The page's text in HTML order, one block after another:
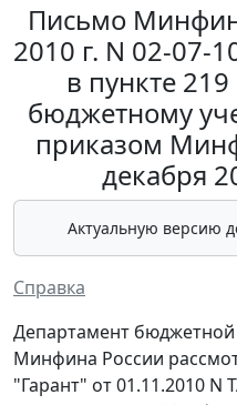
Письмо
2010 г. N 02-07-
в пункте
бюджетному
приказом
декабря
Актуальную версию
Справка
Департамент
Минфина России
"Гарант" от 01.11.2010 N